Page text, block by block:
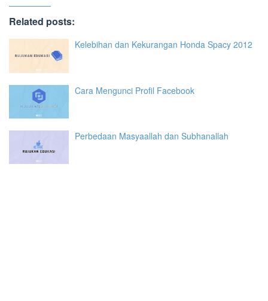
Related posts:
Kelebihan dan Kekurangan Honda Spacy 2012
Cara Mengunci Profil Facebook
Perbedaan Masyaallah dan Subhanallah